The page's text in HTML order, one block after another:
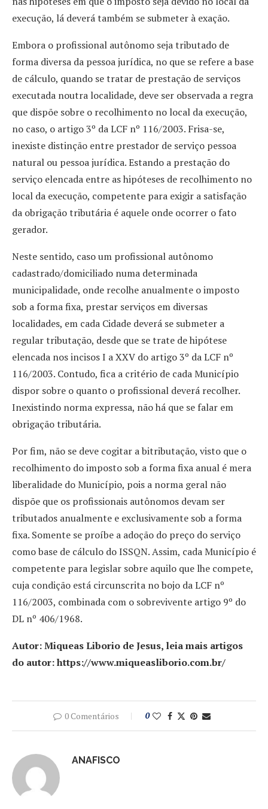
execução, lá deverá também se submeter à exação.
Embora o profissional autônomo seja tributado de
forma diversa da pessoa jurídica, no que se refere a base
de cálculo, quando se tratar de prestação de serviços
executada noutra localidade, deve ser observada a regra
que dispõe sobre o recolhimento no local da execução,
no caso, o artigo 3º da LCF nº 116/2003. Frisa-se,
inexiste distinção entre prestador de serviço pessoa
natural ou pessoa jurídica. Estando a prestação do
serviço elencada entre as hipóteses de recolhimento no
local da execução, competente para exigir a satisfação
da obrigação tributária é aquele onde ocorrer o fato
gerador.
Neste sentido, caso um profissional autônomo
cadastrado/domiciliado numa determinada
municipalidade, onde recolhe anualmente o imposto
sob a forma fixa, prestar serviços em diversas
localidades, em cada Cidade deverá se submeter a
regular tributação, desde que se trate de hipótese
elencada nos incisos I a XXV do artigo 3º da LCF nº
116/2003. Contudo, fica a critério de cada Município
dispor sobre o quanto o profissional deverá recolher.
Inexistindo norma expressa, não há que se falar em
obrigação tributária.
Por fim, não se deve cogitar a bitributação, visto que o
recolhimento do imposto sob a forma fixa anual é mera
liberalidade do Município, pois a norma geral não
dispõe que os profissionais autônomos devam ser
tributados anualmente e exclusivamente sob a forma
fixa. Somente se proíbe a adoção do preço do serviço
como base de cálculo do ISSQN. Assim, cada Município é
competente para legislar sobre aquilo que lhe compete,
cuja condição está circunscrita no bojo da LCF nº
116/2003, combinada com o sobrevivente artigo 9º do
DL nº 406/1968.
Autor: Miqueas Liborio de Jesus, leia mais artigos
do autor: https://www.miqueasliborio.com.br/
0 Comentários 0
ANAFISCO